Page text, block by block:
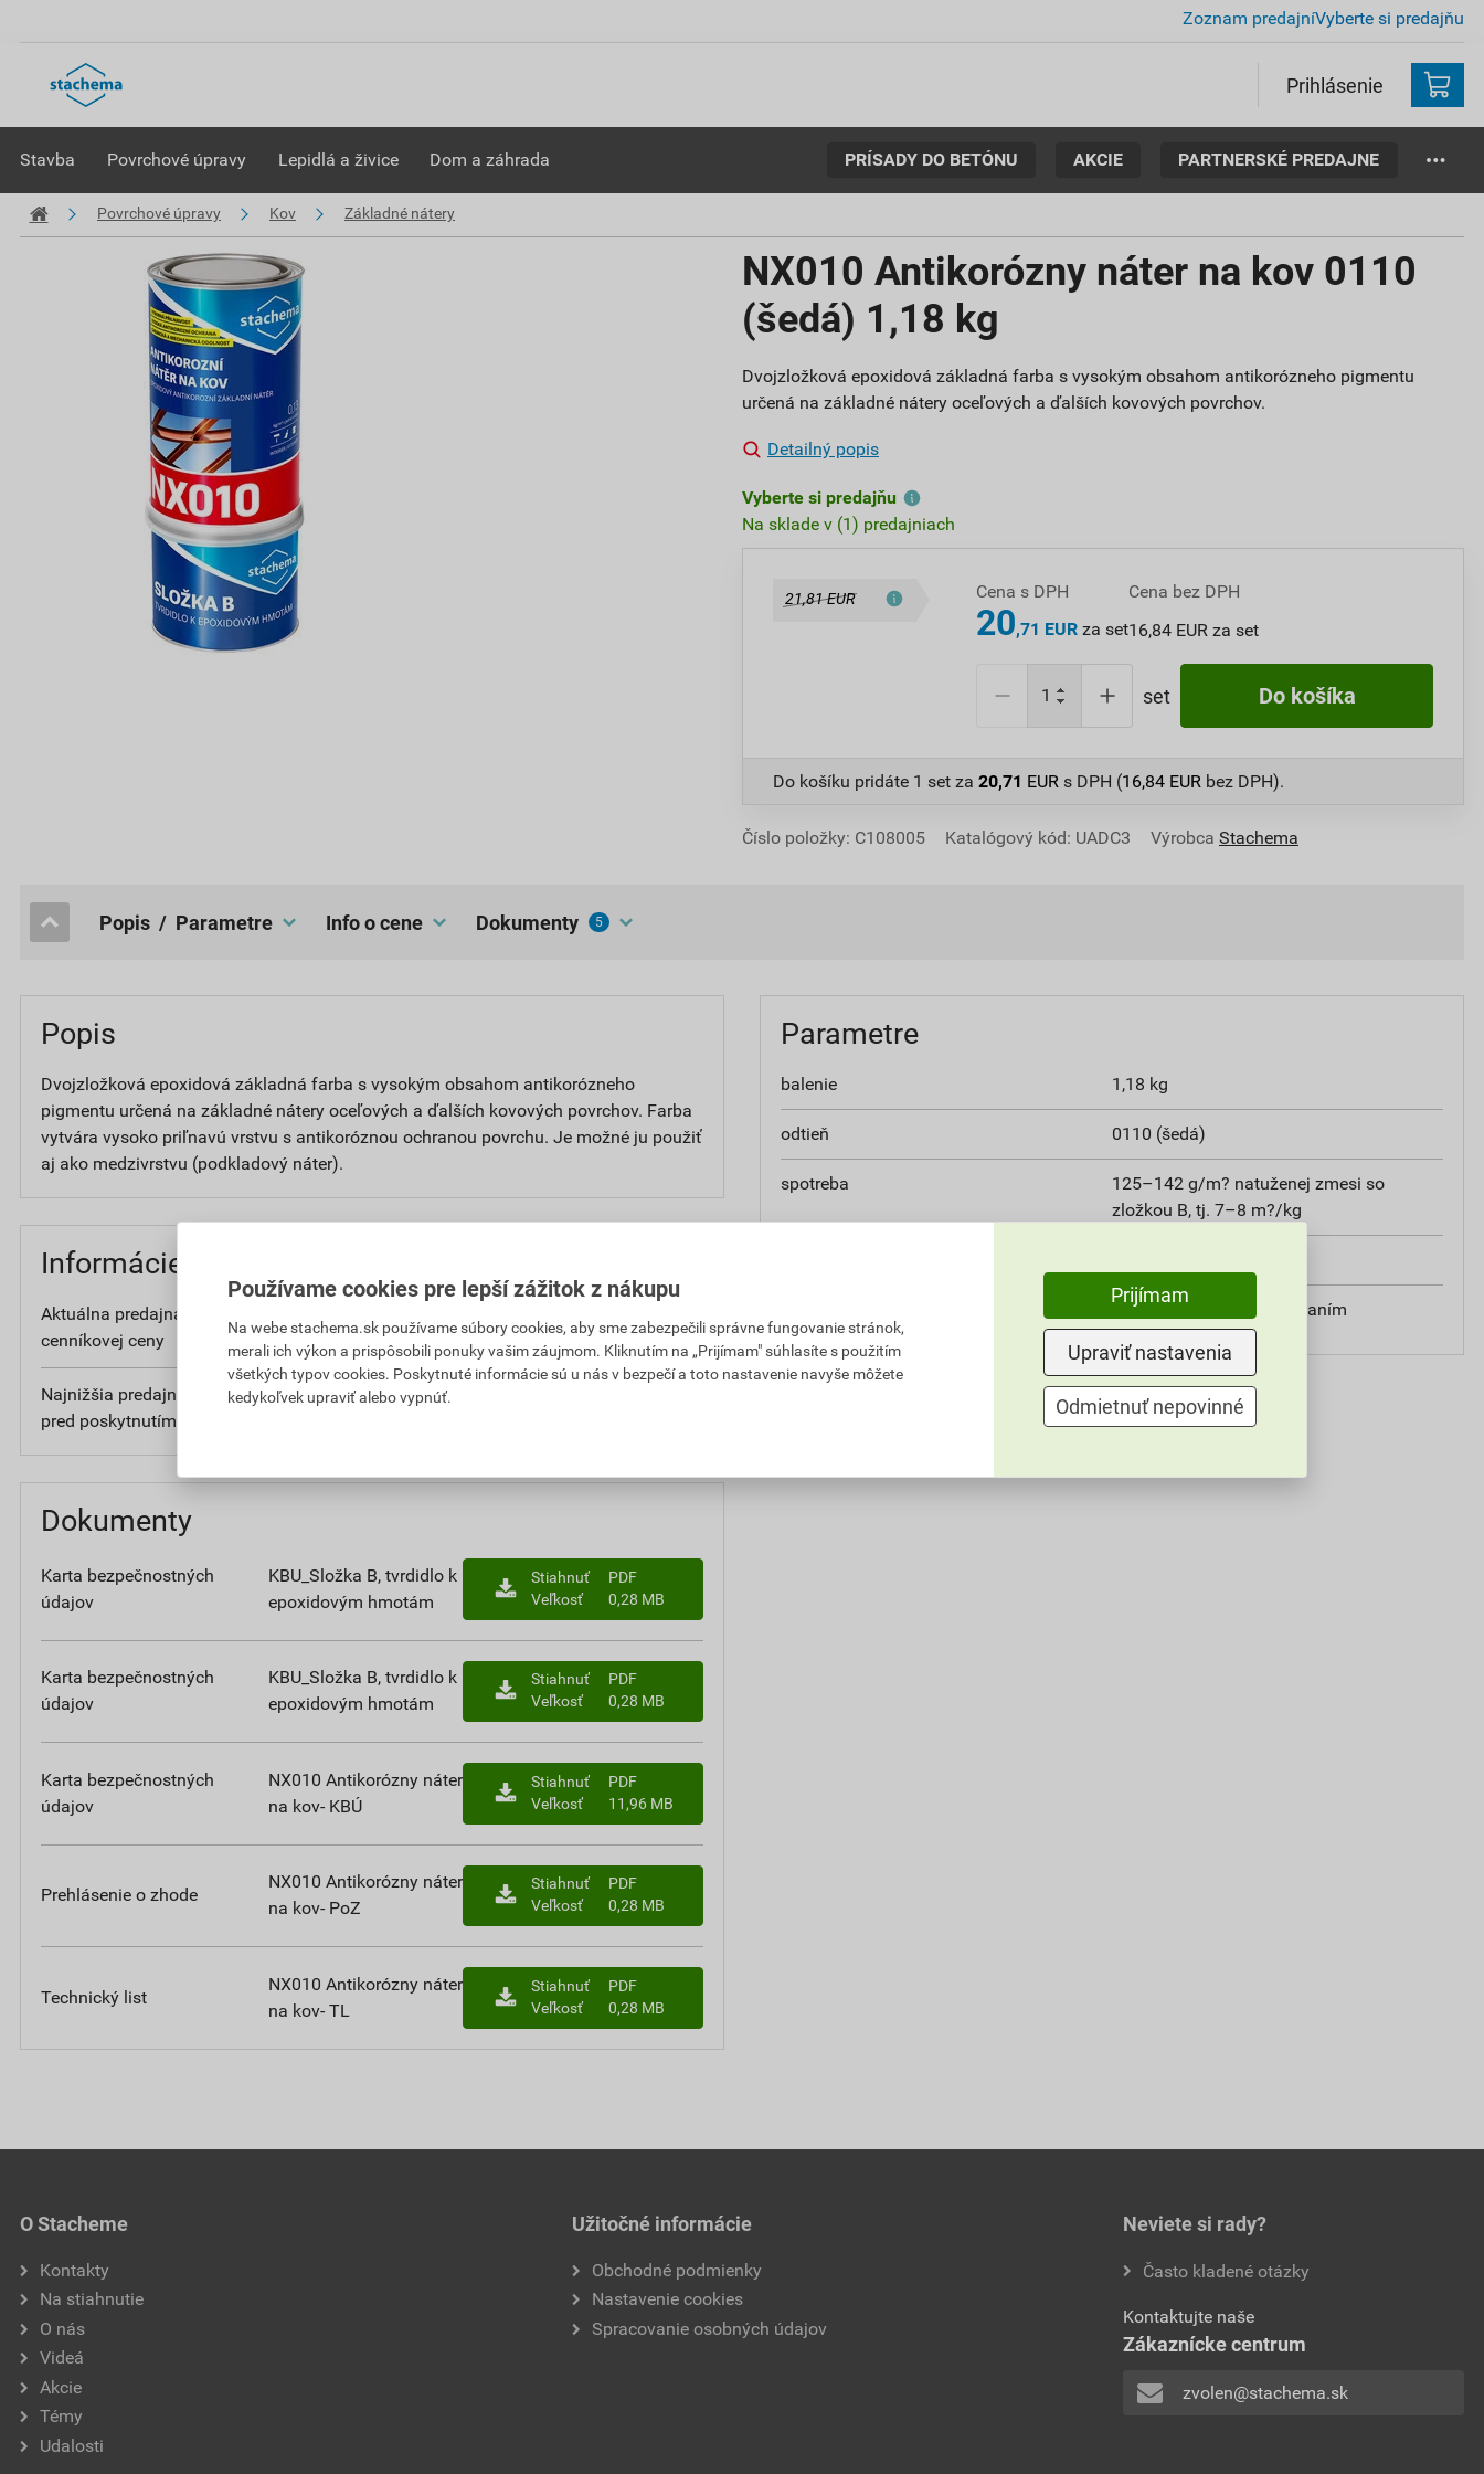
Zoznam predajníVyberte si predajňu
Prihlásenie
Stavba Povrchové úpravy Lepidlá a živice Dom a záhrada PRÍSADY DO BETÓNU AKCIE PARTNERSKÉ PREDAJNE
Povrchové úpravy Kov Základné nátery
NX010 Antikorózny náter na kov 0110
(šedá) 1,18 kg
Dvojzložková epoxidová základná farba s vysokým obsahom antikorózneho pigmentu
určená na základné nátery oceľových a ďalších kovových povrchov.
Detailný popis
Vyberte si predajňu
Na sklade v (1) predajniach
21,81 EUR Cena s DPH
20,71 EUR za set
Cena bez DPH
16,84 EUR za set
set Do košíka
Do košíku pridáte 1 set za 20,71 EUR s DPH (16,84 EUR bez DPH).
Číslo položky: C108005 Katalógový kód: UADC3 Výrobca Stachema
popis / Parametre Info o cene dokumenty 5
Popis
Dvojzložková epoxidová základná farba s vysokým obsahom antikorózneho
pigmentu určená na základné nátery oceľových a ďalších kovových povrchov. Farba
vytvára vysoko priľnavú vrstvu s antikoróznou ochranou povrchu. Je možné ju použiť
aj ako medzivrstvu (podkladový náter).
Informácie o cene
Aktuálna predajná cena po zľave 5% z
cenníkovej ceny
bez DPH za set s DPH za set
Najnižšia predajná cena v období 30 dní
pred poskytnutím zľavy
Dokumenty
Karta bezpečnostných
údajov
KBU_Složka B, tvrdidlo k
epoxidovým hmotám
Stiahnuť
PDF
Veľkosť
0,28 MB
Karta bezpečnostných
údajov
KBU_Složka B, tvrdidlo k
epoxidovým hmotám
Stiahnuť
PDF
Veľkosť
0,28 MB
Karta bezpečnostných
údajov
NX010 Antikorózny náter
na kov- KBÚ
Stiahnuť
PDF
Veľkosť
11,96 MB
Prehlásenie o zhode
NX010 Antikorózny náter
na kov- PoZ
Stiahnuť
PDF
Veľkosť
0,28 MB
Technický list
NX010 Antikorózny náter
na kov- TL
Stiahnuť
PDF
Veľkosť
0,28 MB
Parametre
balenie 1,18 kg
odtieň 0110 (šedá)
spotreba
125–142 g/m? natuženej zmesi so
zložkou B, tj. 7–8 m?/kg
valčekom, štetcom, striekaním
O Stacheme
Kontakty
Na stiahnutie
O nás
Videá
Akcie
Témy
Udalosti
Užitočné informácie
Obchodné podmienky
Nastavenie cookies
Spracovanie osobných údajov
Neviete si rady?
Často kladené otázky
Kontaktujte naše
Zákaznícke centrum
zvolen@stachema.sk
Používame cookies pre lepší zážitok z nákupu
Na webe stachema.sk používame súbory cookies, aby sme zabezpečili správne fungovanie stránok,
merali ich výkon a prispôsobili ponuky vašim záujmom. Kliknutím na „Prijímam" súhlasíte s použitím
všetkých typov cookies. Poskytnuté informácie sú u nás v bezpečí a toto nastavenie navyše môžete
kedykoľvek upraviť alebo vypnúť.
Prijímam
Upraviť nastavenia
Odmietnuť nepovinné